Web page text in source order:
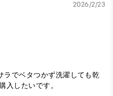
2026/2/23
ラでベタつかず洗濯しても乾
入したいです。